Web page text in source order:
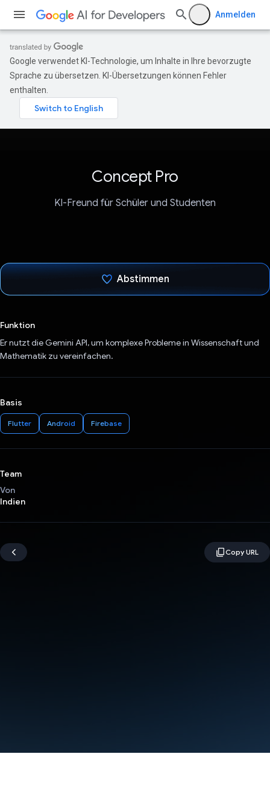
Anmelden
Google verwendet KI-Technologie, um Inhalte in Ihre bevorzugte
Sprache zu übersetzen. KI-Übersetzungen können Fehler
enthalten.
Concept Pro
KI-Freund für Schüler und Studenten
Abstimmen
Funktion
Er nutzt die Gemini API, um komplexe Probleme in Wissenschaft und
Mathematik zu vereinfachen.
Basis
Flutter Android Firebase
Team
Von
Indien